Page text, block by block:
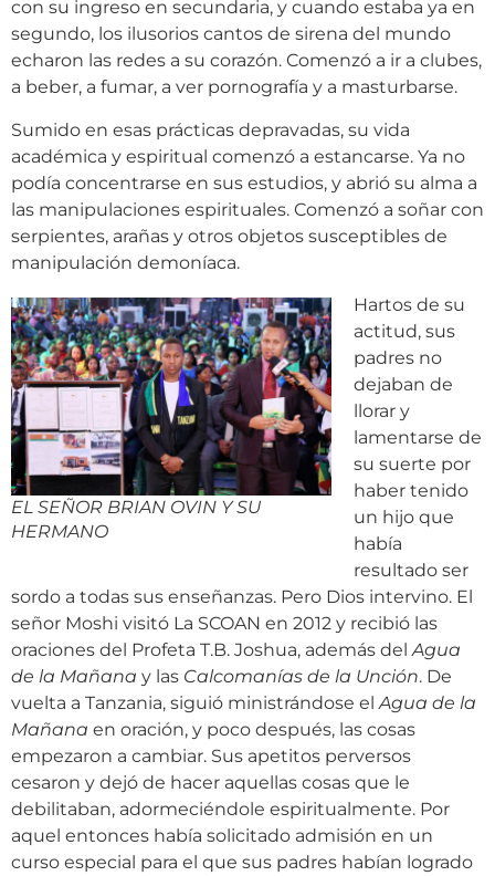
con su ingreso en secundaria, y cuando estaba ya en
segundo, los ilusorios cantos de sirena del mundo
echaron las redes a su corazón. Comenzó a ir a clubes,
a beber, a fumar, a ver pornografía y a masturbarse.
Sumido en esas prácticas depravadas, su vida
académica y espiritual comenzó a estancarse. Ya no
podía concentrarse en sus estudios, y abrió su alma a
las manipulaciones espirituales. Comenzó a soñar con
serpientes, arañas y otros objetos susceptibles de
manipulación demoníaca.
EL SEÑOR BRIAN OVIN Y SU
HERMANO
Hartos de su
actitud, sus
padres no
dejaban de
llorar y
lamentarse de
su suerte por
haber tenido
un hijo que
había
resultado ser
sordo a todas sus enseñanzas. Pero Dios intervino. El
señor Moshi visitó La SCOAN en 2012 y recibió las
oraciones del Profeta T.B. Joshua, además delAgua
de la Mañana y las Calcomanías de la Unción. De
vuelta a Tanzania, siguió ministrándose elAgua de la
Mañana en oración, y poco después, las cosas
empezaron a cambiar. Sus apetitos perversos
cesaron y dejó de hacer aquellas cosas que le
debilitaban, adormeciéndole espiritualmente. Por
aquel entonces había solicitado admisión en un
curso especial para el que sus padres habían logrado